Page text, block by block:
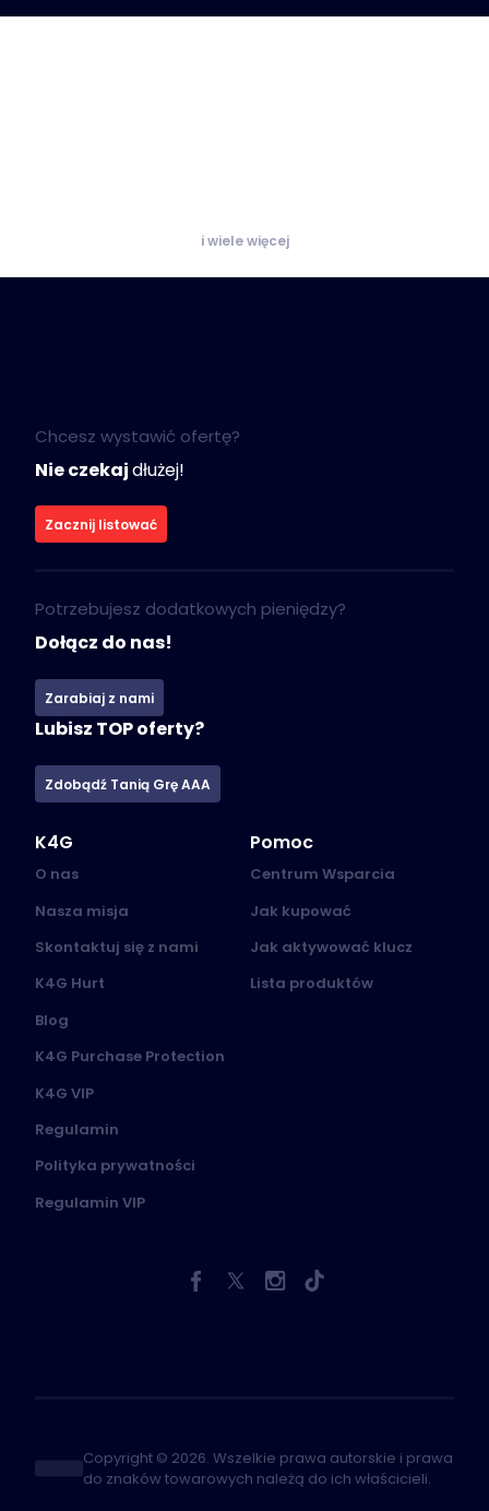
i wiele więcej
Chcesz wystawić ofertę?
Nie czekajdłużej!
Zacznij listować
Potrzebujesz dodatkowych pieniędzy?
Dołącz do nas!
Zarabiaj z nami
Lubisz TOP oferty?
Zdobądź Tanią Grę AAA
K4G
O nas
Nasza misja
Skontaktuj się z nami
K4G Hurt
Blog
K4G Purchase Protection
K4G VIP
Regulamin
Polityka prywatności
Regulamin VIP
Pomoc
Centrum Wsparcia
Jak kupować
Jak aktywować klucz
Lista produktów
Copyright © 2026. Wszelkie prawa autorskie i prawa
do znaków towarowych należą do ich właścicieli.